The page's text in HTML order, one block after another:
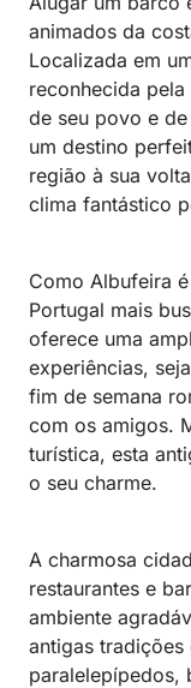
animados da
Localizada em
reconhecida
de seu povo e
um destino
região à sua
clima fantástico
Como Albufeira
Portugal mais
oferece uma
experiências,
fim de semana
com os amigos.
turística, esta
o seu charme.
A charmosa
restaurantes e
ambiente
antigas tradições
paralelepípedos,